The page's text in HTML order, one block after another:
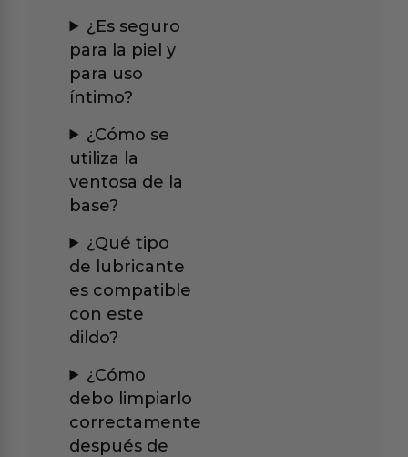
¿Es seguro
para la piel y
para uso
íntimo?
¿Cómo se
utiliza la
ventosa de la
base?
¿Qué tipo
de lubricante
es compatible
con este
dildo?
¿Cómo
debo limpiarlo
correctamente
después de